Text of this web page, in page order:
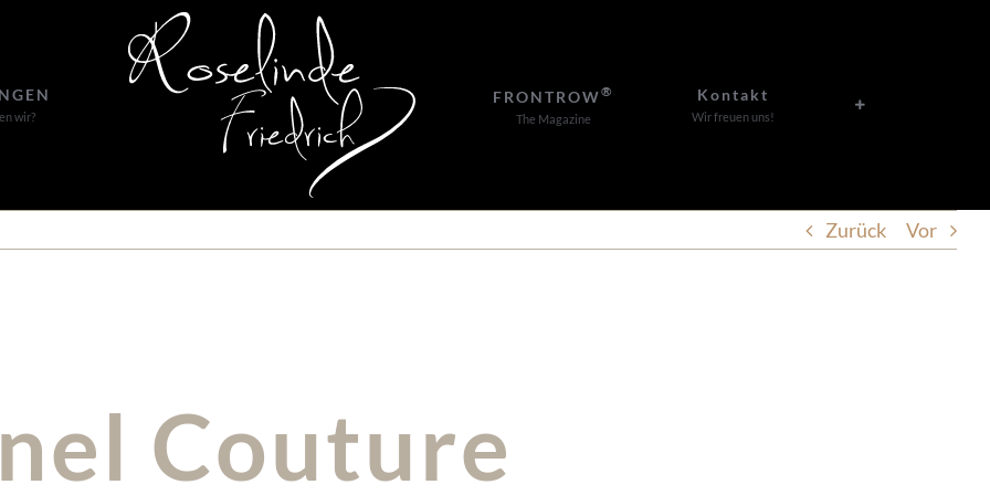
wir?
FRONTROW®
The Magazine
Kontakt
Wir freuen uns!
Zurück Vor
Couture